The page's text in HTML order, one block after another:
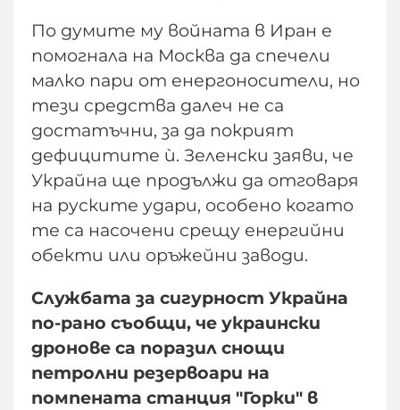
По думите му войната в Иран е
помогнала на Москва да спечели
малко пари от енергоносители, но
тези средства далеч не са
достатъчни, за да покрият
дефицитите ѝ. Зеленски заяви, че
Украйна ще продължи да отговаря
на руските удари, особено когато
те са насочени срещу енергийни
обекти или оръжейни заводи.
Службата за сигурност Украйна
по-рано съобщи, че украински
дронове са поразил снощи
петролни резервоари на
помпената станция "Горки" в